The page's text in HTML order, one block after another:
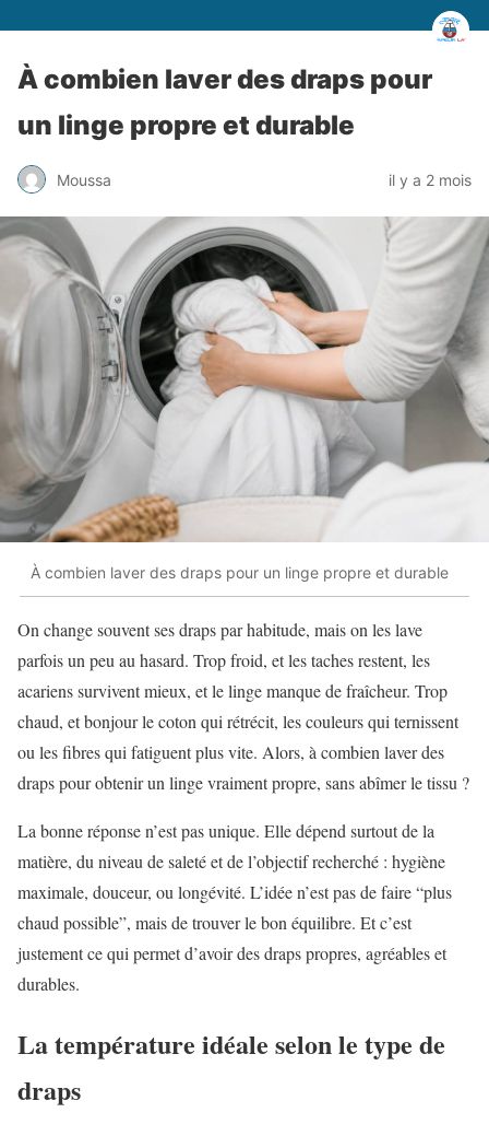
À combien laver des draps pour
un linge propre et durable
Moussa il y a 2 mois
À combien laver des draps pour un linge propre et durable
On change souvent ses draps par habitude, mais on les lave
parfois un peu au hasard. Trop froid, et les taches restent, les
acariens survivent mieux, et le linge manque de fraîcheur. Trop
chaud, et bonjour le coton qui rétrécit, les couleurs qui ternissent
ou les fibres qui fatiguent plus vite. Alors, à combien laver des
draps pour obtenir un linge vraiment propre, sans abîmer le tissu ?
La bonne réponse n’est pas unique. Elle dépend surtout de la
matière, du niveau de saleté et de l’objectif recherché : hygiène
maximale, douceur, ou longévité. L’idée n’est pas de faire “plus
chaud possible”, mais de trouver le bon équilibre. Et c’est
justement ce qui permet d’avoir des draps propres, agréables et
durables.
La température idéale selon le type de
draps